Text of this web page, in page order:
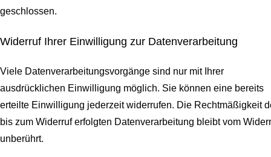
geschlossen.
Widerruf Ihrer Einwilligung zur Datenverarbeitung
Viele Datenverarbeitungsvorgänge sind nur mit Ihrer
ausdrücklichen Einwilligung möglich. Sie können eine bereits
erteilte Einwilligung jederzeit widerrufen. Die Rechtmäßigkeit
bis zum Widerruf erfolgten Datenverarbeitung bleibt vom
unberührt.